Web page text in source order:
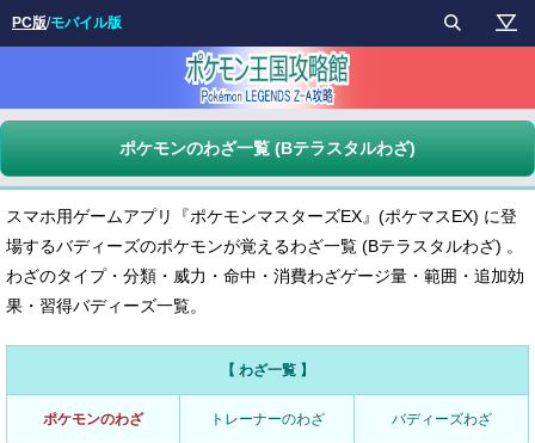
ポケモンのわざ一覧 (Bテラスタルわざ)
スマホ用ゲームアプリ『ポケモンマスターズEX』(ポケマスEX) に登
場するバディーズのポケモンが覚えるわざ一覧 (Bテラスタルわざ) 。
わざのタイプ・分類・威力・命中・消費わざゲージ量・範囲・追加効
果・習得バディーズ一覧。
【 わざ一覧 】
ポケモンのわざ トレーナーのわざ バディーズわざ
PC版/モバイル版